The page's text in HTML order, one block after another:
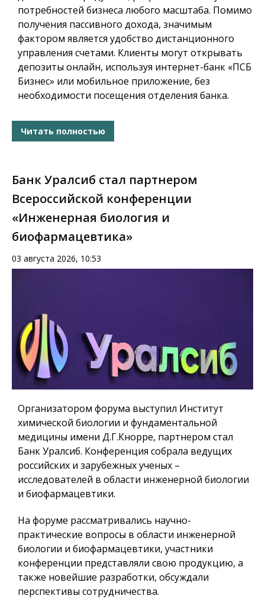
потребностей бизнеса любого масштаба. Помимо
получения пассивного дохода, значимым
фактором является удобство дистанционного
управления счетами. Клиенты могут открывать
депозиты онлайн, используя интернет-банк «ПСБ
Бизнес» или мобильное приложение, без
необходимости посещения отделения банка.
Читать полностью
Банк Уралсиб стал партнером
Всероссийской конференции
«Инженерная биология и
биофармацевтика»
03 августа 2026, 10:53
Организатором форума выступил Институт
химической биологии и фундаментальной
медицины имени Д.Г.Кнорре, партнером стал
Банк Уралсиб. Конференция собрала ведущих
российских и зарубежных ученых –
исследователей в области инженерной биологии
и биофармацевтики.
На форуме рассматривались научно-
практические вопросы в области инженерной
биологии и биофармацевтики, участники
конференции представляли свою продукцию, а
также новейшие разработки, обсуждали
перспективы сотрудничества.